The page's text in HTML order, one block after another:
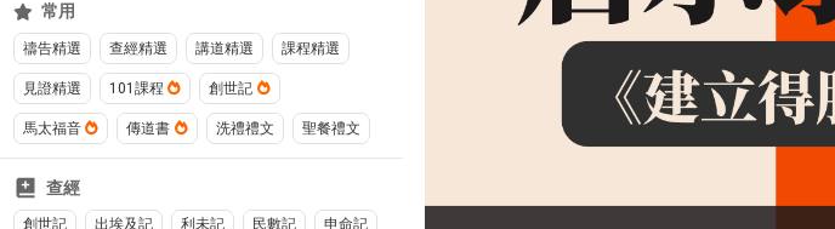
常用
禱告精選 查經精選 講道精選 課程精選
見證精選 101課程 創世記
馬太福音 傳道書 洗禮禮文 聖餐禮文
查經
創世記 出埃及記 利未記 民數記 申命記